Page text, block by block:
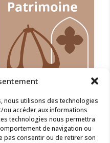
nous utilisons des technologies
accéder aux informations
technologies nous permettra
de navigation ou
pas consentir ou de retirer son